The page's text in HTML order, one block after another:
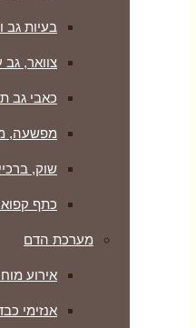
בעיות גב
צוואר, גב
כאבי גב
מפשעה,
שוק,
כתף
מערכת הדם
אירוע
אנזימי